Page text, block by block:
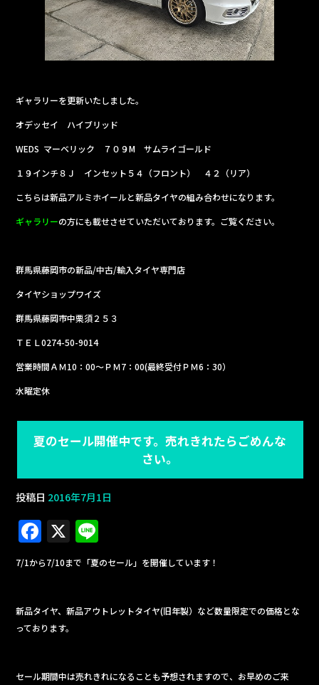
k
ギャラリーを更新いたしました。
オデッセイ ハイブリッド
WEDS マーベリック ７０９M サムライゴールド
１９インチ８Ｊ インセット５４（フロント） ４２（リア）
こちらは新品アルミホイールと新品タイヤの組み合わせになります。
ギャラリーの方にも載せさせていただいております。ご覧ください。
群馬県藤岡市の新品/中古/輸入タイヤ専門店
タイヤショップワイズ
群馬県藤岡市中栗須２５３
ＴＥＬ0274-50-9014
営業時間ＡＭ10：00～ＰＭ7：00(最終受付ＰＭ6：30）
水曜定休
夏のセール開催中です。売れきれたらごめんな
さい。
投稿日 2016年7月1日
F
a
c
e
b
o
X
n
e
7/1から7/10まで「夏のセール」を開催しています！
新品タイヤ、新品アウトレットタイヤ(旧年製）など数量限定での価格とな
っております。
セール期間中は売れきれになることも予想されますので、お早めのご来